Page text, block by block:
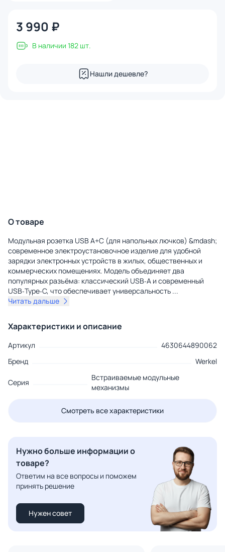
3 990 ₽
В наличии 182 шт.
Нашли дешевле?
О товаре
Модульная розетка USB A+C (для напольных лючков) &mdash;
современное электроустановочное изделие для удобной
зарядки электронных устройств в жилых, общественных и
коммерческих помещениях. Модель объединяет два
популярных разъёма: классический USB‑A и современный
USB‑Type‑C, что обеспечивает универсальность ...
Читать дальше
Характеристики и описание
Артикул
4630644890062
Бренд
Werkel
Серия
Встраиваемые модульные
механизмы
Смотреть все характеристики
Нужно больше информации о
товаре?
Ответим на все вопросы и поможем
принять решение
Нужен совет